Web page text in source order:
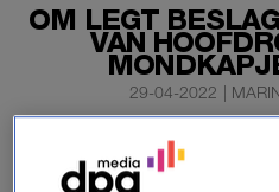
OM LEGT
VAN
29-04-2022 |
Het Openbaar Ministerie
van ruim 11,5 miljoen euro